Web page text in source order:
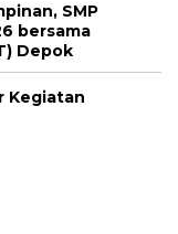
SMP
bersama
Depok
Kegiatan